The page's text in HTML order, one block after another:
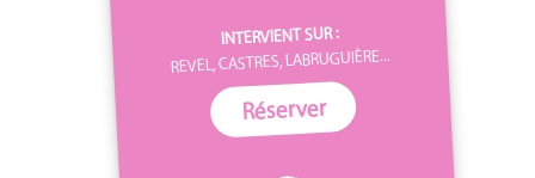
INTERVIENT SUR :
REVEL, CASTRES, LABRUGUIÈRE...
Réserver